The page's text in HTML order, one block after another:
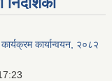
कार्यान्वयन, २०८२